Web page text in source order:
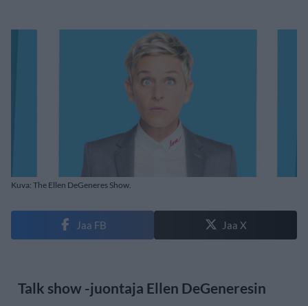
Kuva: The Ellen DeGeneres Show.
Jaa FB Jaa X
Talk show -juontaja Ellen DeGeneresin